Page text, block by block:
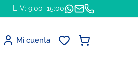
L–V: 9:00–15:00
Mi cuenta